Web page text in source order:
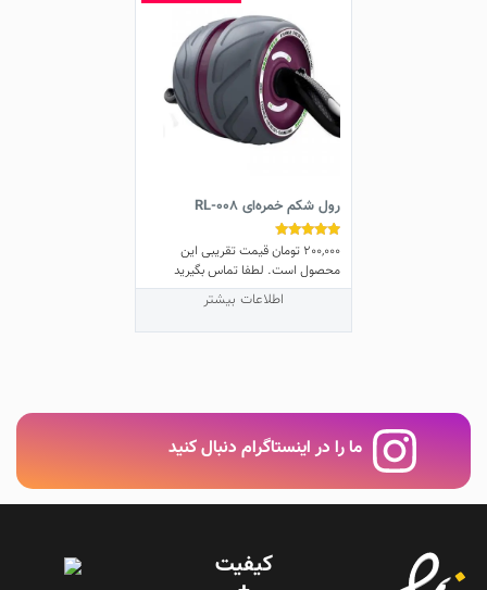
رول شکم خمره‌ای RL-008
نمره
5.00
از 5
200,000 تومانقیمت تقریبی این
محصول است. لطفا تماس بگیرید
اطلاعات بیشتر
ما را در اینستاگرام دنبال کنید
کیفیت